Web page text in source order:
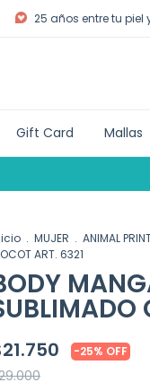
25 años entre tu piel
Gift Card Mallas
. MUJER . ANIMAL
ART. 6321
-25% OFF